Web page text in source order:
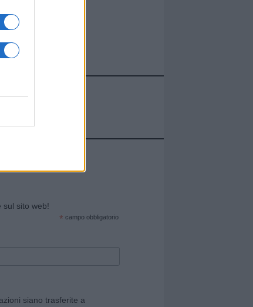
sul sito web!
* campo obbligatorio
siano trasferite a